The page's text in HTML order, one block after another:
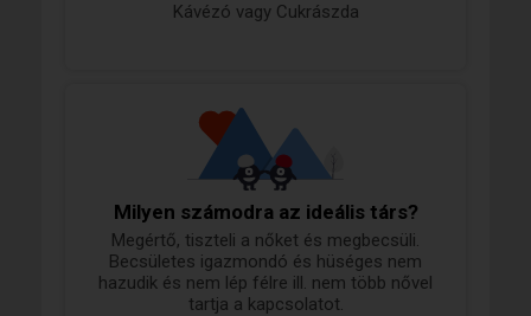
Kávézó vagy Cukrászda
Milyen számodra az ideális társ?
Megértő, tiszteli a nőket és megbecsüli.
Becsületes igazmondó és hüséges nem
hazudik és nem lép félre ill. nem több nővel
tartja a kapcsolatot.